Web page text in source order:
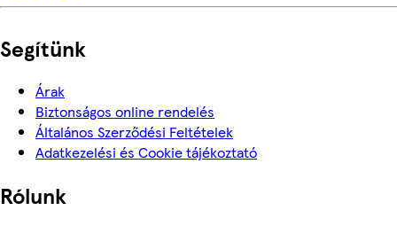
Segítünk
Árak
Biztonságos online rendelés
Általános Szerződési Feltételek
Adatkezelési és Cookie tájékoztató
Rólunk